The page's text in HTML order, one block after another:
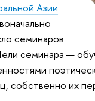
Азии
семинаров
семинара —
собственно их